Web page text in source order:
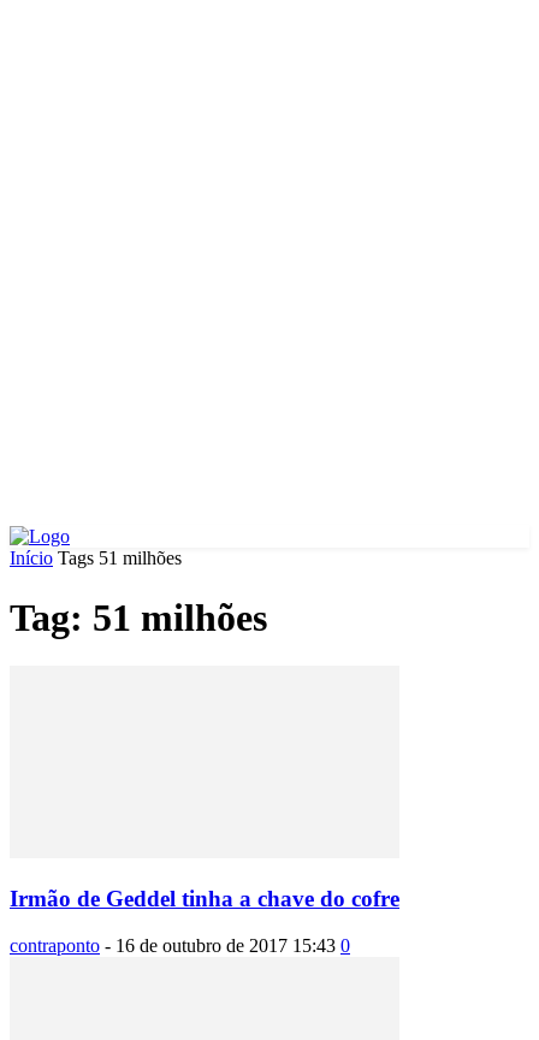
Início Tags 51 milhões
Tag: 51 milhões
Irmão de Geddel tinha a chave do cofre
contraponto - 16 de outubro de 2017 15:43 0